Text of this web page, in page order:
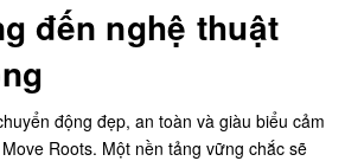
đến nghệ thuật
động đẹp, an toàn và giàu biểu cảm
Roots. Một nền tảng vững chắc sẽ